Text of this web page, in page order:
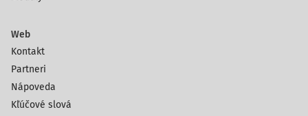
Web
Kontakt
Partneri
Nápoveda
Kľúčové slová